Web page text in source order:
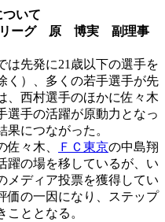
いて
リーグ 原 博実 副理事
は先発に21歳以下の選手を
く）、多くの若手選手が先
、西村選手のほかに佐々木
選手の活躍が原動力となっ
につながった。
々木、
ＦＣ東京の中島翔
躍の場を移しているが、い
メディア投票を獲得してい
価の一因になり、ステップ
ととなる。